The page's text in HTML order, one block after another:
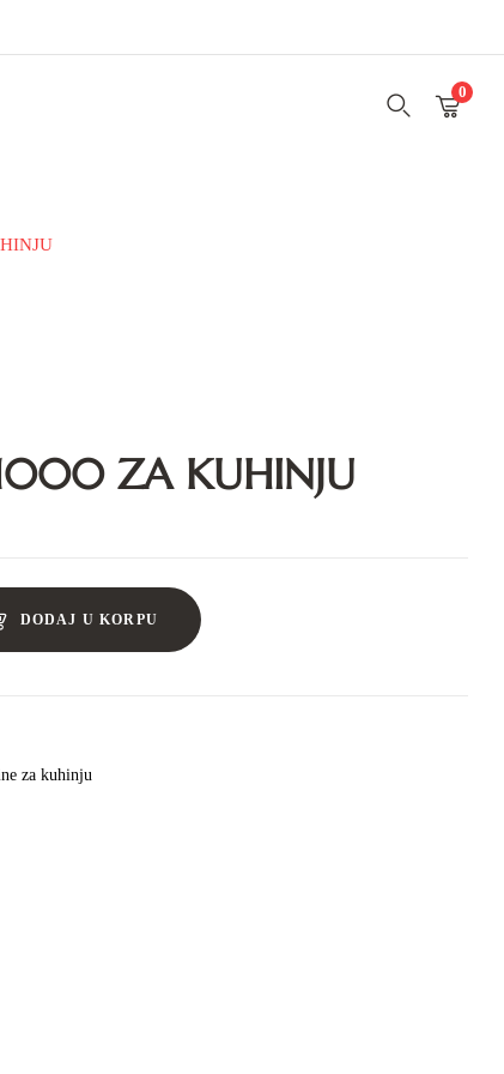
0
ZA KUHINJU
DODAJ U KORPU
za kuhinju